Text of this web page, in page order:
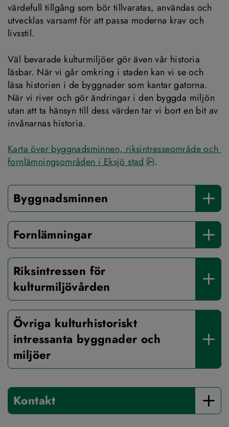
värdefull tillgång som bör tillvaratas, användas och
utvecklas varsamt för att passa moderna krav och
livsstil.
Väl bevarade kulturmiljöer gör även vår historia
läsbar. När vi går omkring i staden kan vi se och
läsa historien i de byggnader som kantar gatorna.
När vi river och gör ändringar i den byggda miljön
utan att ta hänsyn till dess värden tar vi bort en bit av
invånarnas historia.
Karta över byggnadsminnen, riksintresseområde och
fornlämningsområden i Eksjö stad
pdf, 2 MB.
.
Byggnadsminnen
Fornlämningar
Riksintressen för
kulturmiljövården
Övriga kulturhistoriskt
intressanta byggnader och
miljöer
Kontakt